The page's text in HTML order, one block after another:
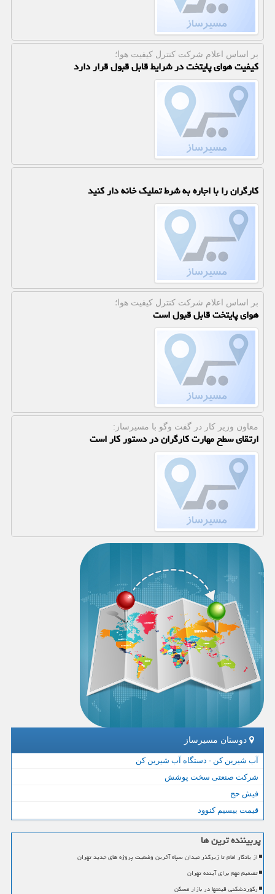
بر اساس اعلام شركت كنترل كیفیت هوا؛
کیفیت هوای پایتخت در شرایط قابل قبول قرار دارد
کارگران را با اجاره به شرط تملیک خانه دار کنید
بر اساس اعلام شركت كنترل كیفیت هوا؛
هوای پایتخت قابل قبول است
معاون وزیر كار در گفت وگو با مسیرساز:
ارتقای سطح مهارت کارگران در دستور کار است
دوستان مسیرساز
آب شیرین کن - دستگاه آب شیرین کن
شرکت صنعتی سخت پوشش
فیش حج
قیمت بیسیم کنوود
پربیننده ترین ها
از یادگار امام تا زیرگذر میدان سپاه آخرین وضعیت پروژه های جدید تهران
تصمیم مهم برای آینده تهران
رکوردشکنی قیمتها در بازار مسکن